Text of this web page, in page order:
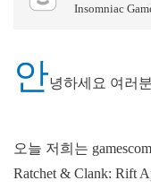
Insomniac
안녕하세요 여러
오늘 저희는
Ratchet & Clank: Rift